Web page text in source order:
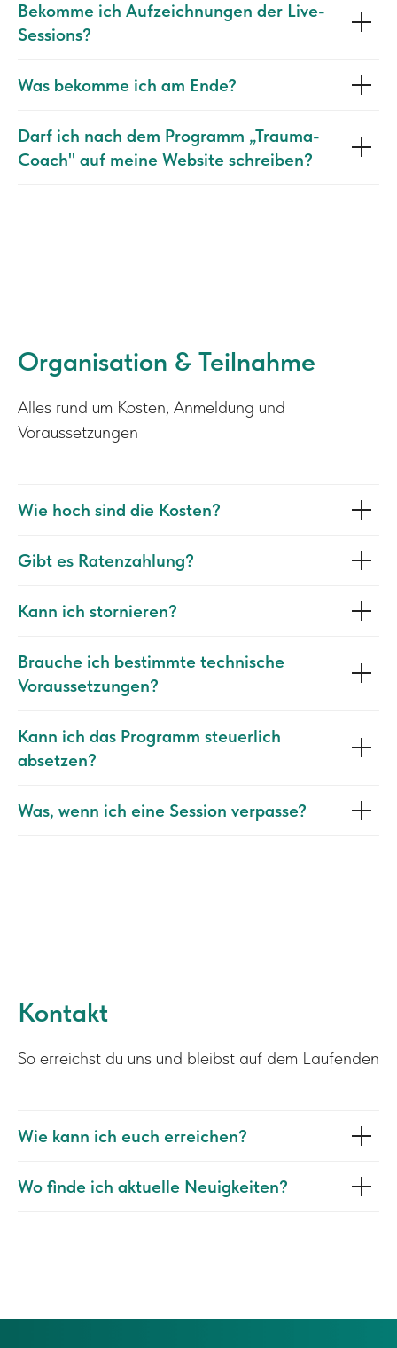
Bekomme ich Aufzeichnungen der Live-
Sessions?
Was bekomme ich am Ende?
Darf ich nach dem Programm „Trauma-
Coach" auf meine Website schreiben?
Organisation & Teilnahme
Alles rund um Kosten, Anmeldung und
Voraussetzungen
Wie hoch sind die Kosten?
Gibt es Ratenzahlung?
Kann ich stornieren?
Brauche ich bestimmte technische
Voraussetzungen?
Kann ich das Programm steuerlich
absetzen?
Was, wenn ich eine Session verpasse?
Kontakt
So erreichst du uns und bleibst auf dem Laufenden
Wie kann ich euch erreichen?
Wo finde ich aktuelle Neuigkeiten?